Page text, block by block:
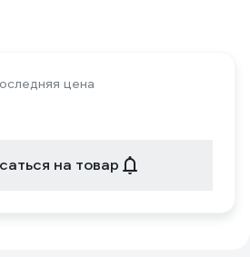
цена
на товар